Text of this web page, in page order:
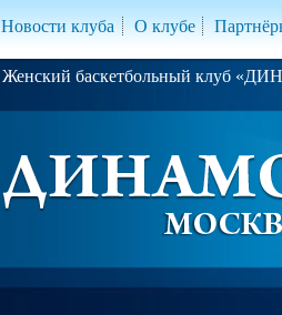
Новости клуба О клубе
Женский баскетбольный клуб